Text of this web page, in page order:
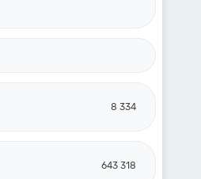
8 334
643 318